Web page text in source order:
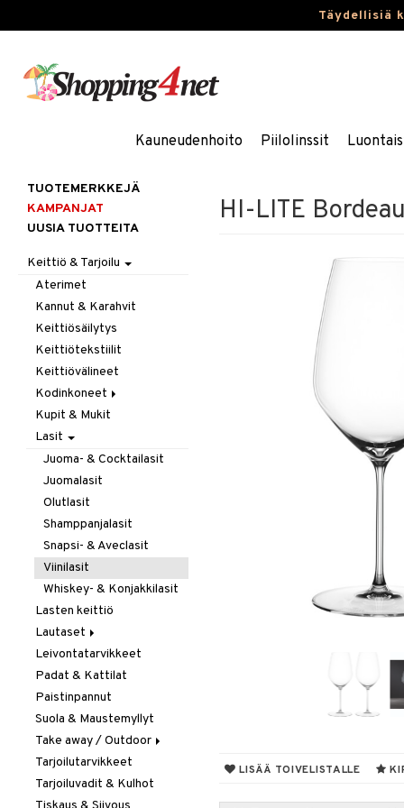
Täydellisiä
Kauneudenhoito Piilolinssit
HI-LITE
LISÄÄ TOIVELISTALLE
TUOTEMERKKEJÄ
KAMPANJAT
UUSIA TUOTTEITA
Keittiö & Tarjoilu
Aterimet
Kannut & Karahvit
Keittiösäilytys
Keittiötekstiilit
Keittiövälineet
Kodinkoneet
Kahvi, Tee & Espresso
Leivänpaahtimet
Mixerit &
Sähkövatkaimet
Muut koneet
Vedenkeittimet
Kupit & Mukit
Lasit
Juoma- & Cocktailasit
Juomalasit
Olutlasit
Shamppanjalasit
Snapsi- & Aveclasit
Viinilasit
Whiskey- & Konjakkilasit
Lasten keittiö
Lautaset
Asetit
Ruokalautaset
Syvät lautaset
Leivontatarvikkeet
Padat & Kattilat
Paistinpannut
Suola & Maustemyllyt
Take away / Outdoor
Eväslaatikot
Pullot
Tarjoilutarvikkeet
Tarjoiluvadit & Kulhot